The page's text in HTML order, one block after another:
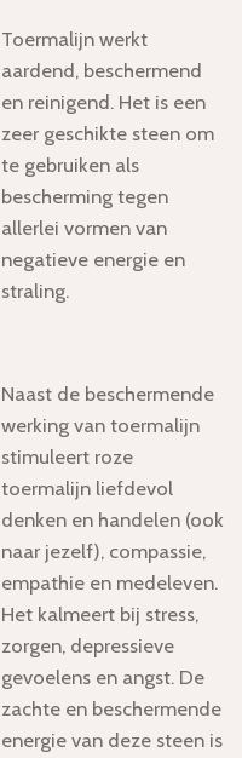
Toermalijn werkt
aardend, beschermend
en reinigend. Het is een
zeer geschikte steen om
te gebruiken als
bescherming tegen
allerlei vormen van
negatieve energie en
straling.
Naast de beschermende
werking van toermalijn
stimuleert roze
toermalijn liefdevol
denken en handelen (ook
naar jezelf), compassie,
empathie en medeleven.
Het kalmeert bij stress,
zorgen, depressieve
gevoelens en angst. De
zachte en beschermende
energie van deze steen is